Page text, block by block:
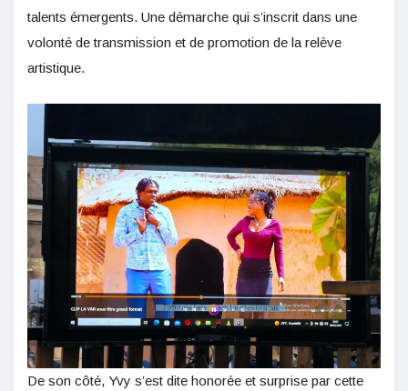
talents émergents. Une démarche qui s’inscrit dans une
volonté de transmission et de promotion de la relève
artistique.
De son côté, Yvy s’est dite honorée et surprise par cette